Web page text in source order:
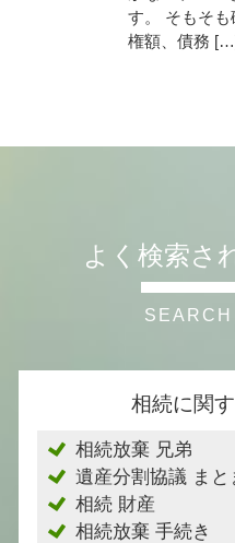
す。 そもそ
権額、債務
よく検索さ
相続に関
相続放棄 兄弟
遺産分割協議 まと
相続 財産
相続放棄 手続き